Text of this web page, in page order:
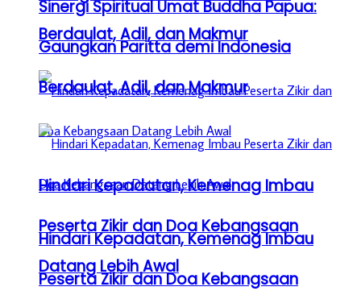
Berdaulat, Adil, dan Makmur
Hindari Kepadatan, Kemenag Imbau
Peserta Zikir dan Doa Kebangsaan
Datang Lebih Awal
Sinergi Spiritual Umat Buddha Papua:
Gaungkan Paritta demi Indonesia
Berdaulat, Adil, dan Makmur
Hindari Kepadatan, Kemenag Imbau
Peserta Zikir dan Doa Kebangsaan